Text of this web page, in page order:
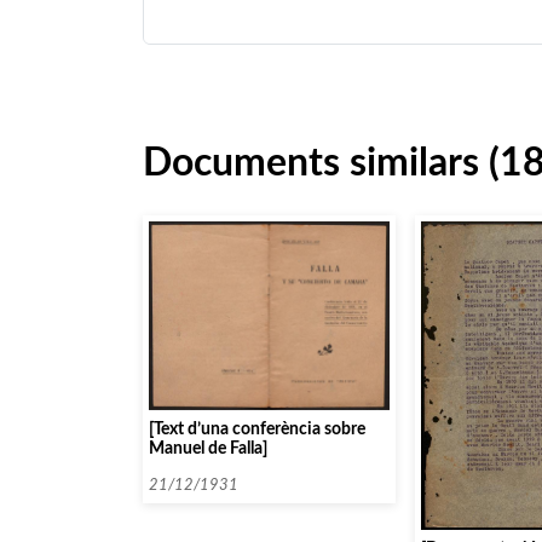
Documents similars
[Text d’una conferència sobre
Manuel de Falla]
21/12/1931